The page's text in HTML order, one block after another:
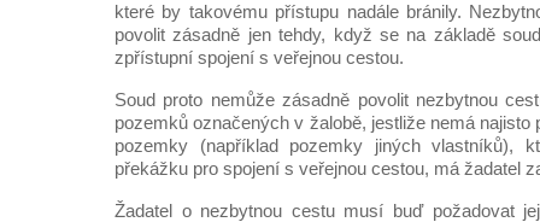
které by takovému přístupu nadále bránily.
povolit zásadně jen tehdy, když se na základě
zpřístupní spojení s veřejnou cestou.
Soud proto nemůže zásadně povolit nezbytnou
pozemků označených v žalobě, jestliže nemá najisto
pozemky (například pozemky jiných vlastníků),
překážku pro spojení s veřejnou cestou, má žadatel
Žadatel o nezbytnou cestu musí buď požadovat